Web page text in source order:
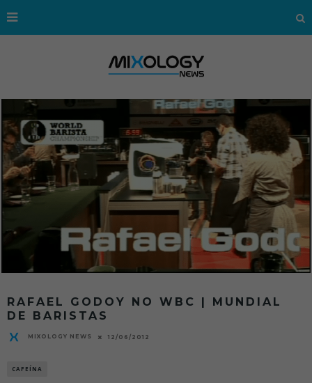
RAFAEL GODOY NO WBC | MUNDIAL
DE BARISTAS
MIXOLOGY NEWS 12/06/2012
CAFEÍNA